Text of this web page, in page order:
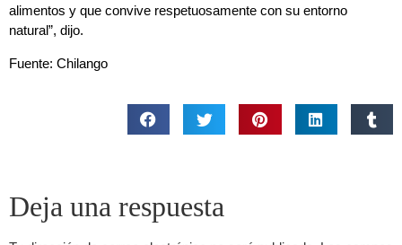
alimentos y que convive respetuosamente con su entorno
natural”, dijo.
Fuente: Chilango
Deja una respuesta